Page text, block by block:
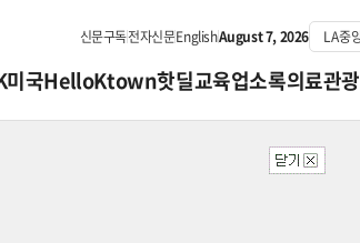
신문구독전자신문EnglishAugust 7, 2026
미국HelloKtown핫딜교육업소록의료관광